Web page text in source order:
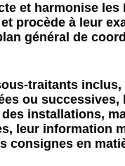
et harmonise les
procède à leur
général de
traitants
ou successives,
installations,
leur information
consignes en